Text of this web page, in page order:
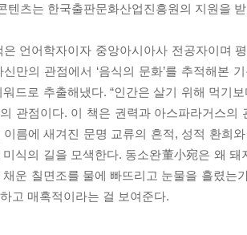
텐츠는 한국출판문화산업진흥원의 지원을
은 언어학자이자 중앙아시아사 전공자이며
신만의 관점에서 ‘음식의 문화’를 추적해본
워드로 추출해냈다. “인간은 살기 위해 먹기
관점이다. 이 책은 권력과 아스파라거스
이름에 새겨진 문명 교류의 흔적, 성적 환희
미식의 길을 모색한다. 동소완董小宛은 왜
채운 칠면조를 물에 빠뜨리고 눈물을 흘렸는
고 매혹적이라는 걸 보여준다.